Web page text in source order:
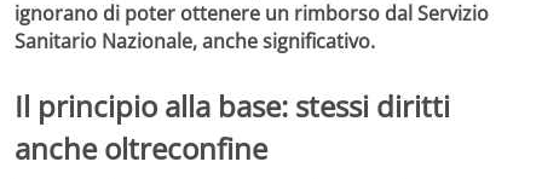
ignorano di poter ottenere un rimborso dal Servizio
Sanitario Nazionale, anche significativo.
Il principio alla base: stessi diritti
anche oltreconfine